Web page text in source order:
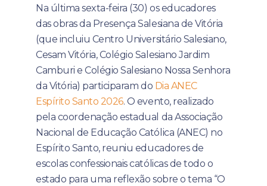
Na última sexta-feira (30) os educadores
das obras da Presença Salesiana de Vitória
(que incluiu Centro Universitário Salesiano,
Cesam Vitória, Colégio Salesiano Jardim
Camburi e Colégio Salesiano Nossa Senhora
da Vitória) participaram do Dia ANEC
Espírito Santo 2026. O evento, realizado
pela coordenação estadual da Associação
Nacional de Educação Católica (ANEC) no
Espírito Santo, reuniu educadores de
escolas confessionais católicas de todo o
estado para uma reflexão sobre o tema “O